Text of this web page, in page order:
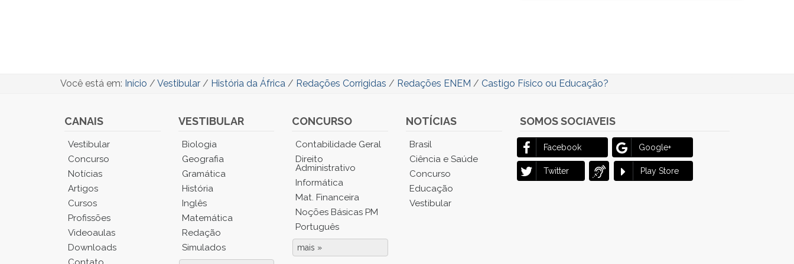
Você está em: Início / Vestibular / História da África / Redações Corrigidas / Redações ENEM / Castigo Físico ou Educação?
CANAIS
Você
está
Menu
Principal.
Pressione
TAB
e
depois
Vestibular
Concurso
Notícias
Artigos
Cursos
Profissões
Videoaulas
Downloads
VESTIBULAR
Biologia
Geografia
Gramática
História
Inglês
Matemática
Redação
Simulados
CONCURSO
Contabilidade Geral
Direito
Administrativo
Informática
Mat. Financeira
Noções Básicas PM
Português
mais »
NOTÍCIAS
Brasil
Ciência e Saúde
Concurso
Educação
Vestibular
SOMOS SOCIAVEIS
Facebook Google+
Twitter Play Store